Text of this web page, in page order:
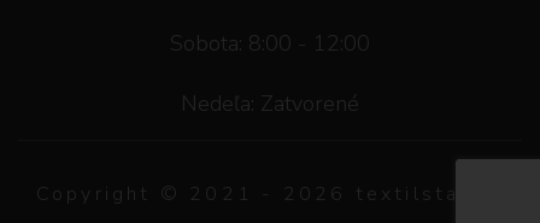
Sobota: 8:00 - 12:00
Nedeľa: Zatvorené
Copyright © 2021 - 2026 textilstar.sk